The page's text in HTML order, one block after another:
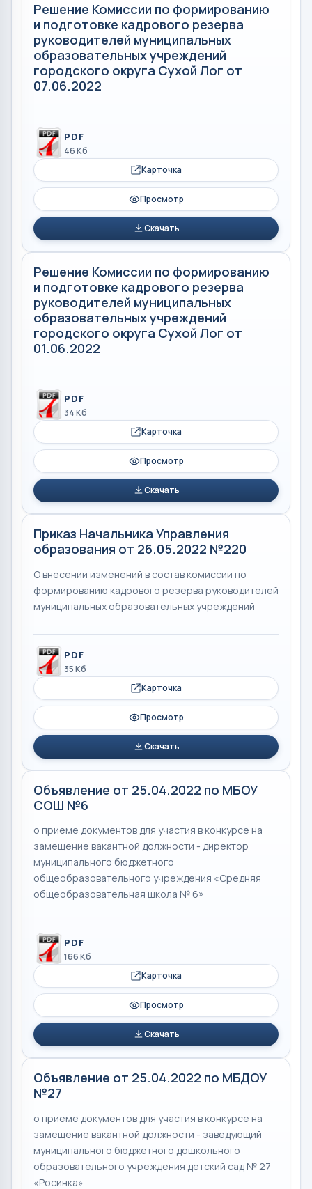
Решение Комиссии по формированию
и подготовке кадрового резерва
руководителей муниципальных
образовательных учреждений
городского округа Сухой Лог от
07.06.2022
PDF
46 Кб
Карточка
Просмотр
Скачать
Решение Комиссии по формированию
и подготовке кадрового резерва
руководителей муниципальных
образовательных учреждений
городского округа Сухой Лог от
01.06.2022
PDF
34 Кб
Карточка
Просмотр
Скачать
Приказ Начальника Управления
образования от 26.05.2022 №220
О внесении изменений в состав комиссии по
формированию кадрового резерва руководителей
муниципальных образовательных учреждений
PDF
35 Кб
Карточка
Просмотр
Скачать
Объявление от 25.04.2022 по МБОУ
СОШ №6
о приеме документов для участия в конкурсе на
замещение вакантной должности - директор
муниципального бюджетного
общеобразовательного учреждения «Средняя
общеобразовательная школа № 6»
PDF
166 Кб
Карточка
Просмотр
Скачать
Объявление от 25.04.2022 по МБДОУ
№27
о приеме документов для участия в конкурсе на
замещение вакантной должности - заведующий
муниципального бюджетного дошкольного
образовательного учреждения детский сад № 27
«Росинка»